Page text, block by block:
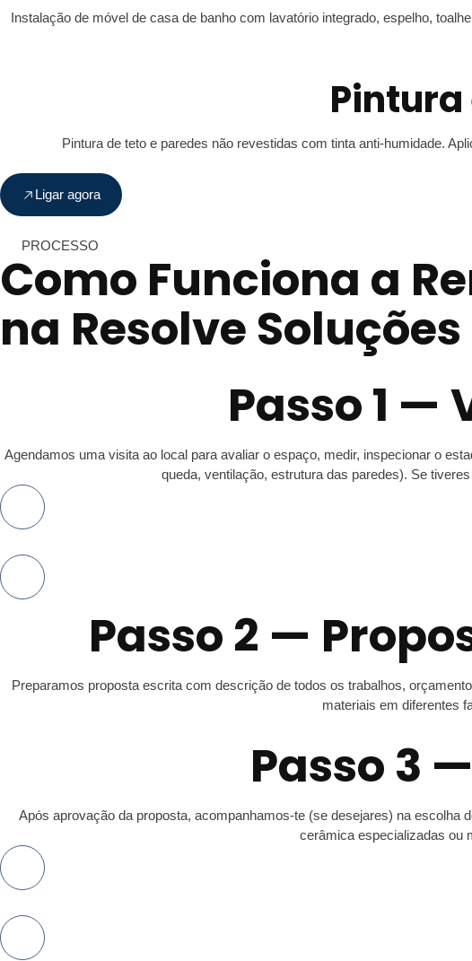
Instalação de móvel de casa de banho com lavatório integrado, espelho,
Pintura de teto e paredes não revestidas com tinta anti-humidade.
Ligar agora
PROCESSO
Como Funciona a
na Resolve Soluções
Passo 1
Agendamos uma visita ao local para avaliar o espaço, medir, inspecionar o
queda, ventilação, estrutura das paredes). Se
Passo 2 —
Preparamos proposta escrita com descrição de todos os trabalhos,
materiais em diferentes
Passo 3
Após aprovação da proposta, acompanhamos-te (se desejares) na
cerâmica especializadas ou